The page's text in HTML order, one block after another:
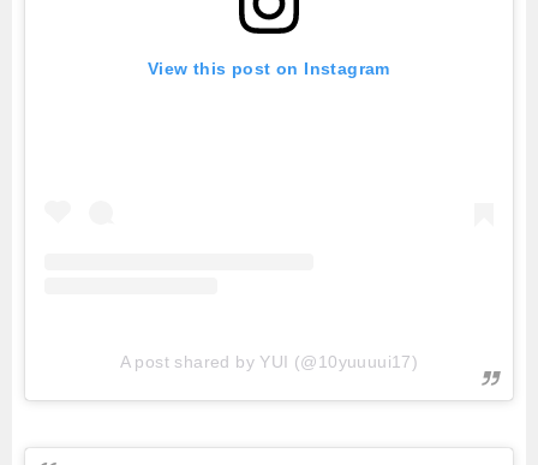
View this post on Instagram
A post shared by YUI (@10yuuuui17)